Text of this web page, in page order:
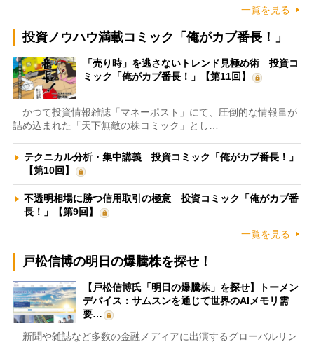
一覧を見る
投資ノウハウ満載コミック「俺がカブ番長！」
「売り時」を逃さないトレンド見極め術 投資コ
ミック「俺がカブ番長！」【第11回】
かつて投資情報雑誌「マネーポスト」にて、圧倒的な情報量が
詰め込まれた「天下無敵の株コミック」とし…
テクニカル分析・集中講義 投資コミック「俺がカブ番長！」
【第10回】
不透明相場に勝つ信用取引の極意 投資コミック「俺がカブ番
長！」【第9回】
一覧を見る
戸松信博の明日の爆騰株を探せ！
【戸松信博氏「明日の爆騰株」を探せ】トーメン
デバイス：サムスンを通じて世界のAIメモリ需
要…
新聞や雑誌など多数の金融メディアに出演するグローバルリン